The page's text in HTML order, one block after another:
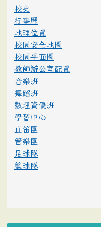
校史
行事曆
地理位置
校園安全地圖
校園平面圖
教師辦公室配置
音樂班
舞蹈班
數理資優班
學習中心
直笛團
管樂團
足球隊
籃球隊